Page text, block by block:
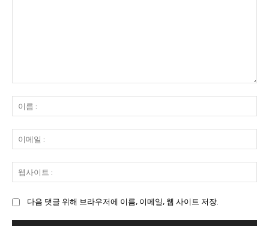
:
름
:
메
일
사
:
다음 댓글 위해 브라우저에 이름, 이메일, 웹 사이트 저장.